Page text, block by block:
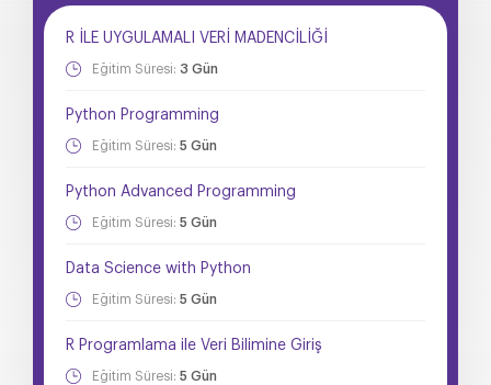
R İLE UYGULAMALI VERİ MADENCİLİĞİ
Eğitim Süresi: 3 Gün
Python Programming
Eğitim Süresi: 5 Gün
Python Advanced Programming
Eğitim Süresi: 5 Gün
Data Science with Python
Eğitim Süresi: 5 Gün
R Programlama ile Veri Bilimine Giriş
Eğitim Süresi: 5 Gün